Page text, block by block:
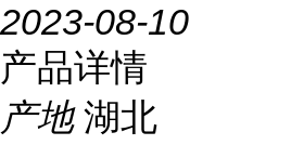
2023-08-10
产品详情
产地 湖北